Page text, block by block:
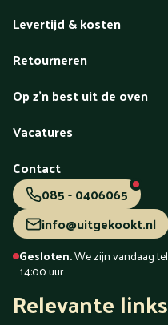
Levertijd & kosten
Retourneren
Op z'n best uit de oven
Vacatures
Contact
085 - 0406065
info@uitgekookt.nl
Gesloten.We zijn vandaag
14:00 uur.
Relevante links